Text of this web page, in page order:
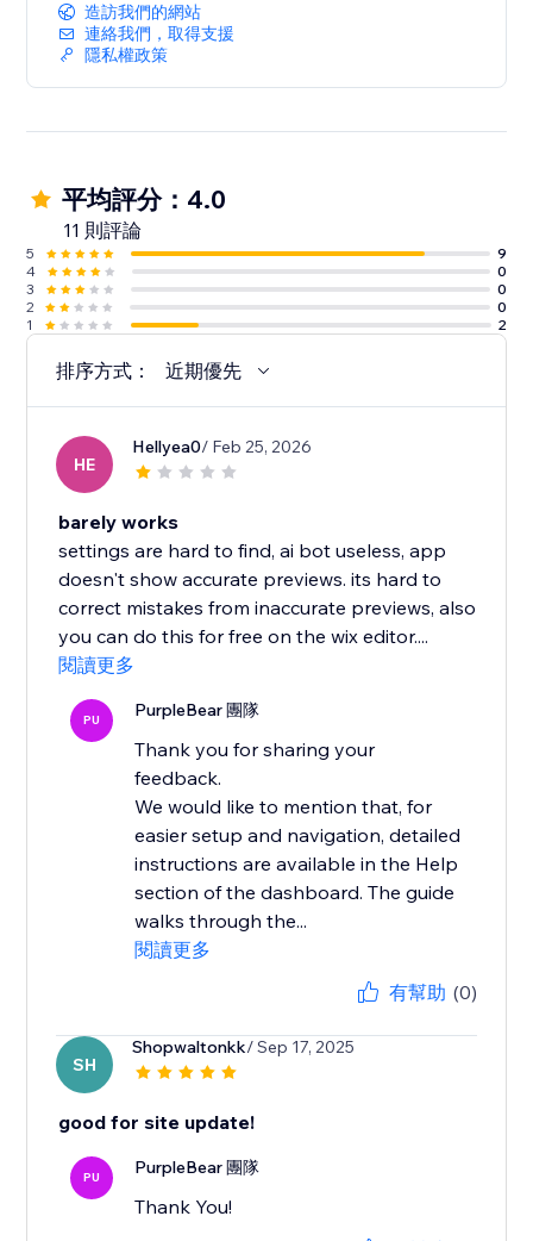
造訪我們的網站
連絡我們，取得支援
隱私權政策
平均評分：4.0
11 則評論
5
9
4
0
3
0
2
0
1
2
排序方式： 近期優先
HE
Hellyea0/ Feb 25, 2026
barely works
settings are hard to find, ai bot useless, app
doesn't show accurate previews. its hard to
correct mistakes from inaccurate previews, also
you can do this for free on the wix editor....
閱讀更多
PU PurpleBear 團隊
Thank you for sharing your
feedback.
We would like to mention that, for
easier setup and navigation, detailed
instructions are available in the Help
section of the dashboard. The guide
walks through the...
閱讀更多
有幫助 (0)
SH
Shopwaltonkk/ Sep 17, 2025
good for site update!
PU PurpleBear 團隊
Thank You!